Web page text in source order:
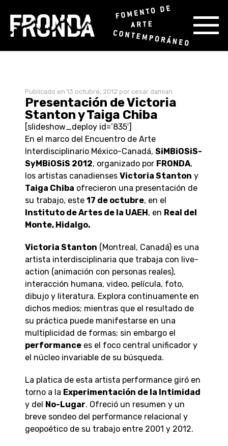
content
Publicado en13 octubre, 2012 por cesar damian
Presentación de Victoria
Stanton y Taiga Chiba
[slideshow_deploy id=’835′]
En el marco del Encuentro de Arte
Interdisciplinario México-Canadá,SiMBiOSiS-
SyMBiOSiS 2012, organizado por FRONDA,
los artistas canadiensesVictoria Stanton y
Taiga Chiba ofrecieron una presentación de
su trabajo, este17 de octubre, en el
Instituto de Artes de la UAEH, en Real del
Monte, Hidalgo.
Victoria Stanton (Montreal, Canadá) es una
artista interdisciplinaria que trabaja con live-
action (animación con personas reales),
interacción humana, video, película, foto,
dibujo y literatura. Explora continuamente en
dichos medios; mientras que el resultado de
su práctica puede manifestarse en una
multiplicidad de formas; sin embargo el
performance es el foco central unificador y
el núcleo invariable de su búsqueda.
La platica de esta artista performance giró en
torno a la Experimentación de la Intimidad
y del No-Lugar. Ofreció un resumen y un
breve sondeo del performance relacional y
geopoético de su trabajo entre 2001 y 2012.